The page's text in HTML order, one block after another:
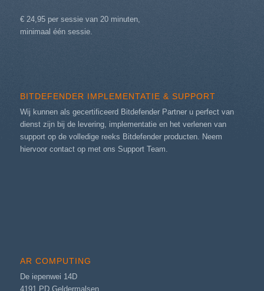
€ 24,95 per sessie van 20 minuten,
minimaal één sessie.
BITDEFENDER IMPLEMENTATIE & SUPPORT
Wij kunnen als gecertificeerd Bitdefender Partner u perfect van
dienst zijn bij de levering, implementatie en het verlenen van
support op de volledige reeks Bitdefender producten. Neem
hiervoor contact op met ons Support Team
AR COMPUTING
De iepenwei 14D
4191 PD Geldermalsen